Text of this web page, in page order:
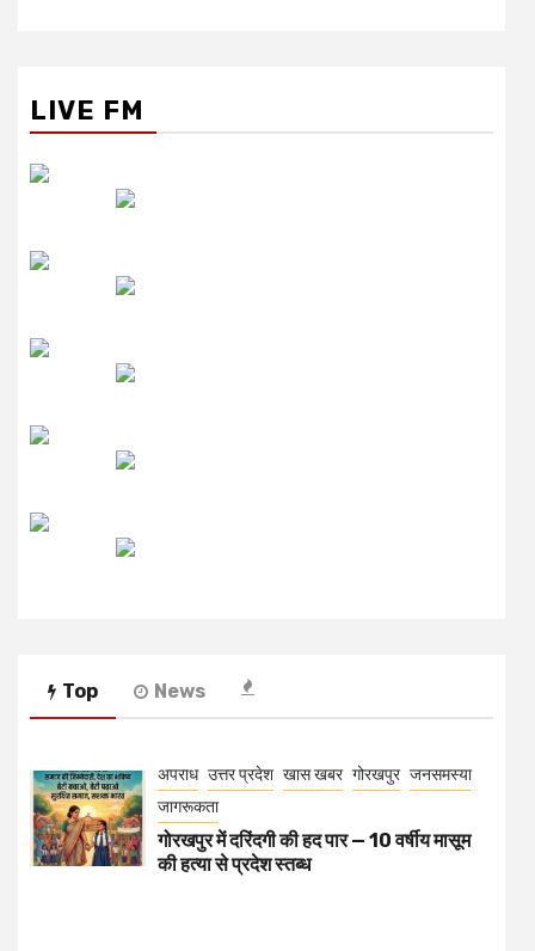
LIVE FM
Top News
अपराध उत्तर प्रदेश खास खबर गोरखपुर जनसमस्या
जागरूकता
गोरखपुर में दरिंदगी की हद पार — 10 वर्षीय मासूम
की हत्या से प्रदेश स्तब्ध